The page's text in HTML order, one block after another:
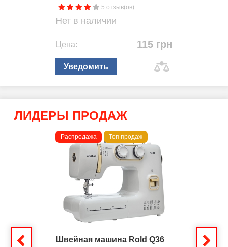
5 отзыв(ов)
Нет в наличии
Цена: 115 грн
Уведомить
ЛИДЕРЫ ПРОДАЖ
Распродажа Топ продаж
Швейная машина Rold Q36